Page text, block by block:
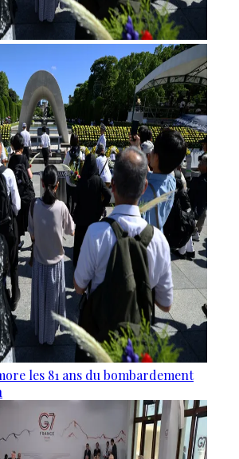
les 81 ans du bombardement